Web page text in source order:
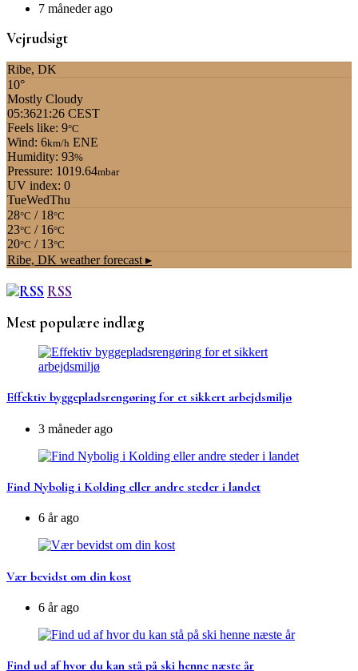
7 måneder ago
Vejrudsigt
Ribe, DK
10°
Mostly Cloudy
05:3621:26 CEST
Feels like: 9°C
Wind: 6km/h ENE
Humidity: 93%
Pressure: 1019.64mbar
UV index: 0
TueWedThu
28°C / 18°C
23°C / 16°C
20°C / 13°C
Ribe, DK weather forecast ▸
RSS
Mest populære indlæg
Effektiv byggepladsrengøring for et sikkert arbejdsmiljø
3 måneder ago
Find Nybolig i Kolding eller andre steder i landet
6 år ago
Vær bevidst om din kost
6 år ago
Find ud af hvor du kan stå på ski henne næste år